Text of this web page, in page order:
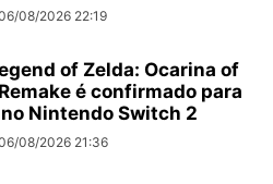
08/2026 22:19
of Zelda: Ocarina of
é confirmado para
Nintendo Switch 2
08/2026 21:36